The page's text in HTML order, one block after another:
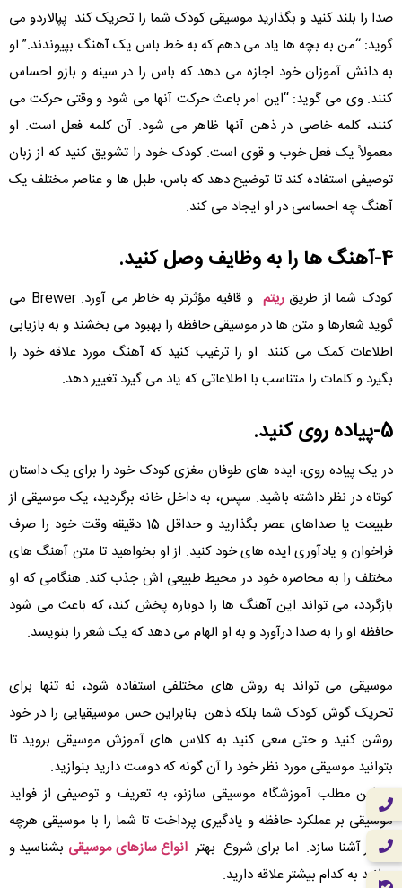
صدا را بلند کنید و بگذارید موسیقی کودک شما را تحریک کند. پپالاردو می
گوید: “من به بچه ها یاد می دهم که به خط باس یک آهنگ بپیوندند.” او
به دانش آموزان خود اجازه می دهد که باس را در سینه و بازو احساس
کنند. وی می گوید: “این امر باعث حرکت آنها می شود و وقتی حرکت می
کنند، کلمه خاصی در ذهن آنها ظاهر می شود. آن کلمه فعل است. او
معمولاً یک فعل خوب و قوی است. کودک خود را تشویق کنید که از زبان
توصیفی استفاده کند تا توضیح دهد که باس، طبل ها و عناصر مختلف یک
آهنگ چه احساسی در او ایجاد می کند.
4-آهنگ ها را به وظایف وصل کنید.
کودک شما از طریقریتم
و قافیه مؤثرتر به خاطر می آورد. Brewer می
گوید شعارها و متن ها در موسیقی حافظه را بهبود می بخشند و به بازیابی
اطلاعات کمک می کنند. او را ترغیب کنید که آهنگ مورد علاقه خود را
بگیرد و کلمات را متناسب با اطلاعاتی که یاد می گیرد تغییر دهد.
5-پیاده روی کنید.
در یک پیاده روی، ایده های طوفان مغزی کودک خود را برای یک داستان
کوتاه در نظر داشته باشید. سپس، به داخل خانه برگردید، یک موسیقی از
طبیعت یا صداهای عصر بگذارید و حداقل 15 دقیقه وقت خود را صرف
فراخوان و یادآوری ایده های خود کنید. از او بخواهید تا متن آهنگ های
مختلف را به محاصره خود در محیط طبیعی اش جذب كند. هنگامی که او
بازگردد، می تواند این آهنگ ها را دوباره پخش کند، که باعث می شود
حافظه او را به صدا درآورد و به او الهام می دهد که یک شعر را بنویسد.
موسیقی می تواند به روش های مختلفی استفاده شود، نه تنها برای
تحریک گوش کودک شما بلکه ذهن. بنابراین حس موسیقیایی را در خود
روشن کنید و حتی سعی کنید به کلاس های آموزش موسیقی بروید تا
بتوانید موسیقی مورد نظر خود را آن گونه که دوست دارید بنوازید.
در این مطلب آموزشگاه موسیقی سازنو، به تعریف و توصیفی از فواید
موسیقی بر عملکرد حافظه و یادگیری پرداخت تا شما را با موسیقی هرچه
بیشتر آشنا سازد. اما برای شروع بهتر انواع سازهای موسیقی بشناسید و
بدانید به کدام بیشتر علاقه دارید.